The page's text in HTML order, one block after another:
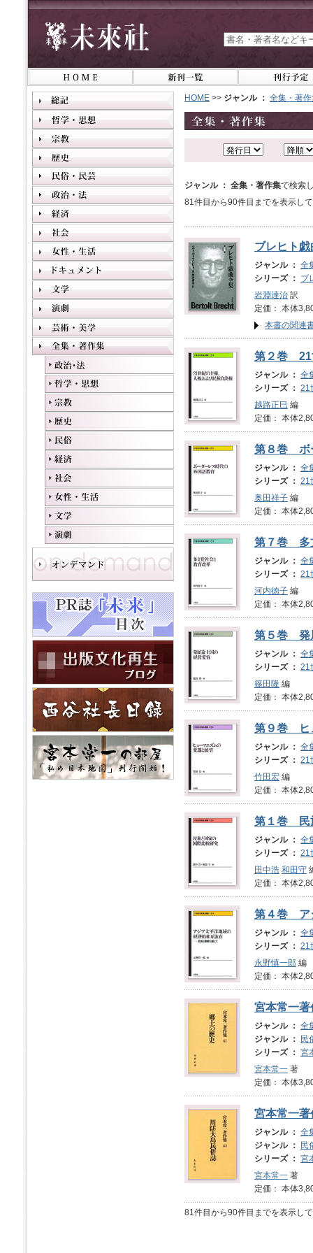
HOME >> ジャンル ： 全集・著
ジャンル ： 全集・著作集で検索
81件目から90件目までを表示し
ブレヒト
ジャンル ： 全
シリーズ ： ブ
岩淵達治 訳
定価： 本体
本書の関連
第２巻 21
ジャンル ： 全
シリーズ ： 21
越路正巳 編
定価： 本体
第８巻 ボ
ジャンル ： 全
シリーズ ： 21
奥田祥子 編
定価： 本体
第７巻 多
ジャンル ： 全
シリーズ ： 21
河内徳子 編
定価： 本体
第５巻 発
ジャンル ： 全
シリーズ ： 21
篠田隆 編
定価： 本体
第９巻 ヒ
ジャンル ： 全
シリーズ ： 21
竹田宏 編
定価： 本体
第１巻 民
ジャンル ： 全
シリーズ ： 21
田中浩 和田守
定価： 本体
第４巻 ア
ジャンル ： 全
シリーズ ： 21
永野慎一郎 編
定価： 本体
宮本常一
ジャンル ： 全
ジャンル ：
民
シリーズ ： 宮
宮本常一 著
定価： 本体
宮本常一
ジャンル ： 全
ジャンル ：
民
シリーズ ： 宮
宮本常一 著
定価： 本体
81件目から90件目までを表示し